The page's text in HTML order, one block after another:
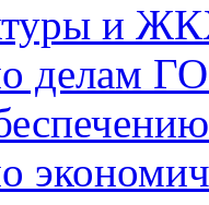
и
делам